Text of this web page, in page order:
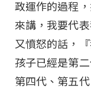
政運作的過程
來講，我要代
又憤怒的話，
孩子已經是第
第四代、第五